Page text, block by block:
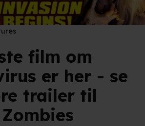
film om
er her - se
trailer til